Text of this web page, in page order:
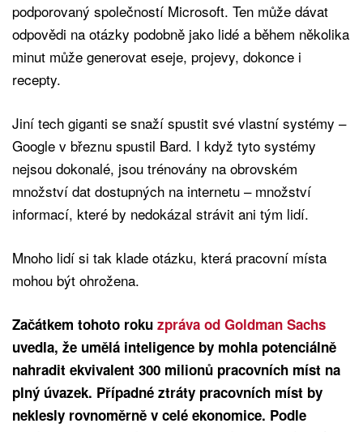
podporovaný společností Microsoft. Ten může dávat
odpovědi na otázky podobně jako lidé a během několika
minut může generovat eseje, projevy, dokonce i
recepty.
Jiní tech giganti se snaží spustit své vlastní systémy –
Google v březnu spustil Bard. I když tyto systémy
nejsou dokonalé, jsou trénovány na obrovském
množství dat dostupných na internetu – množství
informací, které by nedokázal strávit ani tým lidí.
Mnoho lidí si tak klade otázku, která pracovní místa
mohou být ohrožena.
Začátkem tohoto roku zpráva od Goldman Sachs
uvedla, že umělá inteligence by mohla potenciálně
nahradit ekvivalent 300 milionů pracovních míst na
plný úvazek. Případné ztráty pracovních míst by
neklesly rovnoměrně v celé ekonomice. Podle